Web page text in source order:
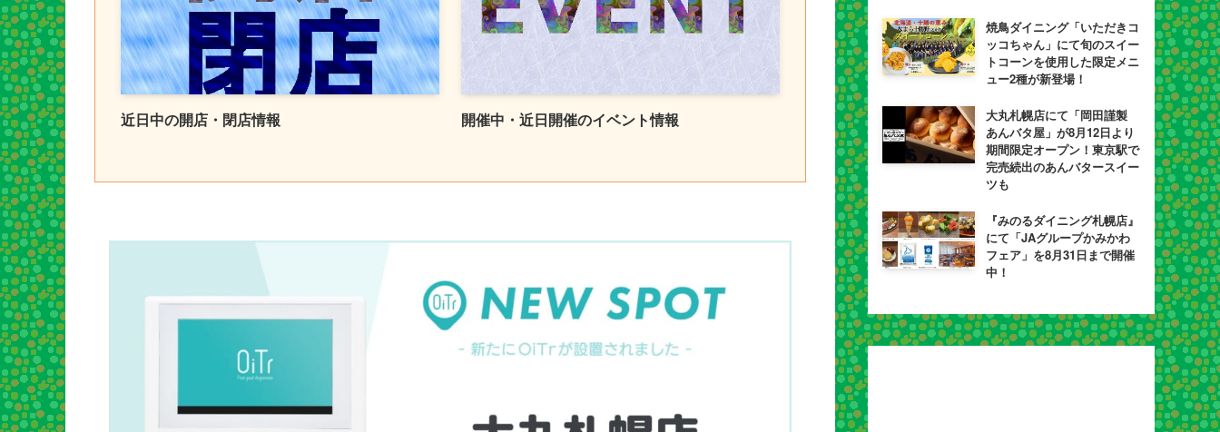
近日中の開店・閉店情報 開催中・近日開催のイベント情報
焼鳥ダイニング「いただきコ
ッコちゃん」にて旬のスイー
トコーンを使用した限定メニ
ュー2種が新登場！
大丸札幌店にて「岡田謹製
あんバタ屋」が8月12日より
期間限定オープン！東京駅で
完売続出のあんバタースイー
ツも
『みのるダイニング札幌店』
にて「JAグループかみかわ
フェア」を8月31日まで開催
中！